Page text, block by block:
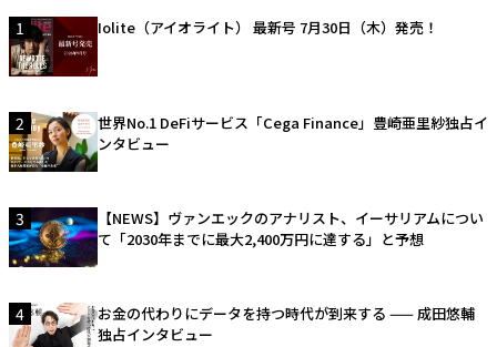
1 Iolite（アイオライト） 最新号 7月30日（木）発売！
2
世界No.1 DeFiサービス「Cega Finance」豊崎亜里紗独占イ
ンタビュー
3
【NEWS】ヴァンエックのアナリスト、イーサリアムについ
て「2030年までに最大2,400万円に達する」と予想
4
お金の代わりにデータを持つ時代が到来する —— 成田悠輔
独占インタビュー